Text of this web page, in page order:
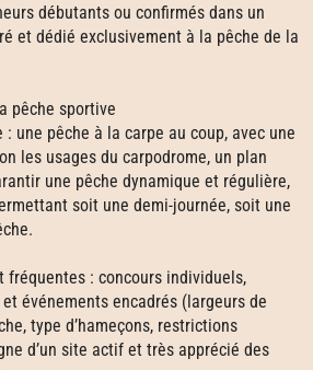
débutants ou confirmés dans un
et dédié exclusivement à la pêche de la
pêche sportive
: une pêche à la carpe au coup, avec une
les usages du carpodrome, un plan
une pêche dynamique et régulière,
soit une demi‑journée, soit une
fréquentes : concours individuels,
événements encadrés (largeurs de
type d’hameçons, restrictions
d’un site actif et très apprécié des